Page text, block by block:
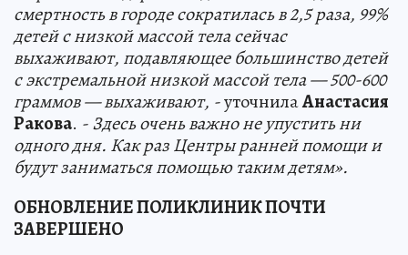
смертность в городе сократилась в 2,5 раза, 99%
детей с низкой массой тела сейчас
выхаживают, подавляющее большинство детей
с экстремальной низкой массой тела — 500-600
граммов — выхаживают, -уточнилаАнастасия
Ракова. - Здесь очень важно не упустить ни
одного дня. Как раз Центры ранней помощи и
будут заниматься помощью таким детям».
ОБНОВЛЕНИЕ ПОЛИКЛИНИК ПОЧТИ
ЗАВЕРШЕНО